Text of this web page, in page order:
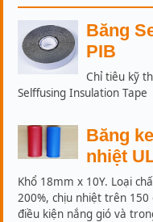
Băng
PIB
Chỉ tiêu kỹ
Selffusing Insulation Tape
Băng
nhiệt
Khổ 18mm x 10Y. Loại
200%, chịu nhiệt trên
điều kiện nắng gió và